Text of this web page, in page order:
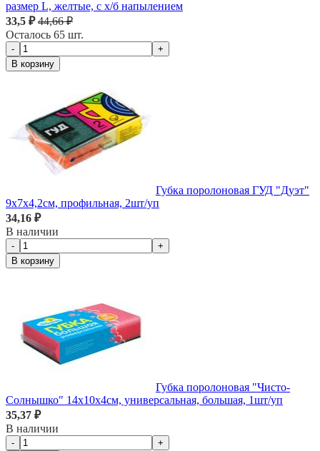
размер L, желтые, с х/б напылением
33,5 ₽44,66 ₽
Осталось 65 шт.
-
+
В корзину
Губка поролоновая ГУД "Дуэт"
9х7х4,2см, профильная, 2шт/уп
34,16 ₽
В наличии
-
+
В корзину
Губка поролоновая "Чисто-
Солнышко" 14х10х4см, универсальная, большая, 1шт/уп
35,37 ₽
В наличии
-
+